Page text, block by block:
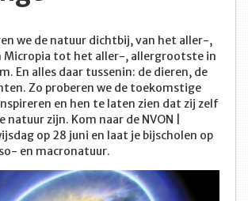
we de natuur dichtbij, van het aller-,
Micropia tot het aller-, allergrootste in
En alles daar tussenin: de dieren, de
Zo proberen we de toekomstige
en hen te laten zien dat zij zelf
natuur zijn. Kom naar de NVON |
op 28 juni en laat je bijscholen op
en macronatuur.